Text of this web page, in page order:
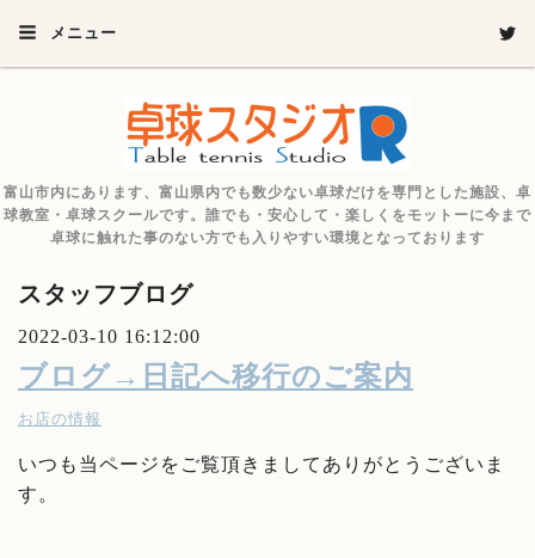
メニュー
富山市内にあります、富山県内でも数少ない卓球だけを専門とした施設、卓
球教室・卓球スクールです。誰でも・安心して・楽しくをモットーに今まで
卓球に触れた事のない方でも入りやすい環境となっております
スタッフブログ
2022-03-10 16:12:00
ブログ→日記へ移行のご案内
お店の情報
いつも当ページをご覧頂きましてありがとうございま
す。